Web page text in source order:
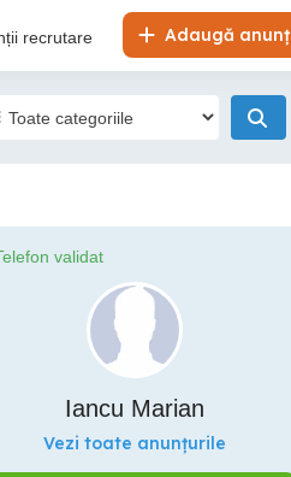
Adaugă anunț
recrutare
validat
Iancu Marian
Vezi toate anunțurile